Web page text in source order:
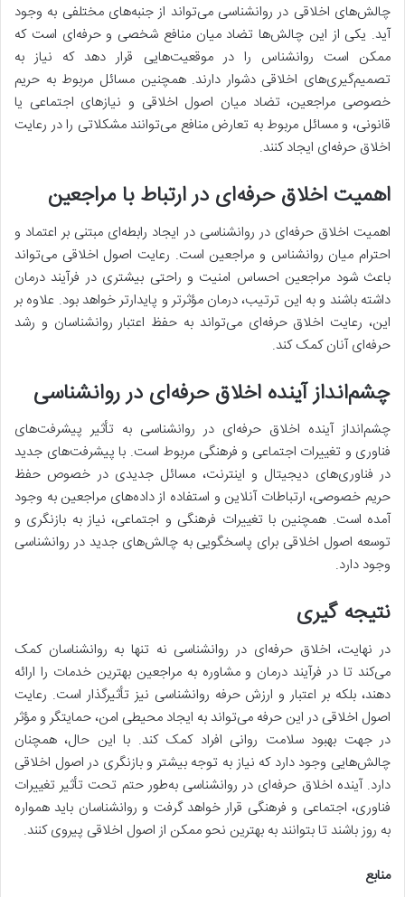
چالش‌های اخلاقی در روانشناسی می‌تواند از جنبه‌های مختلفی به وجود
آید. یکی از این چالش‌ها تضاد میان منافع شخصی و حرفه‌ای است که
ممکن است روانشناس را در موقعیت‌هایی قرار دهد که نیاز به
تصمیم‌گیری‌های اخلاقی دشوار دارند. همچنین مسائل مربوط به حریم
خصوصی مراجعین، تضاد میان اصول اخلاقی و نیازهای اجتماعی یا
قانونی، و مسائل مربوط به تعارض منافع می‌توانند مشکلاتی را در رعایت
اخلاق حرفه‌ای ایجاد کنند.
اهمیت اخلاق حرفه‌ای در ارتباط با مراجعین
اهمیت اخلاق حرفه‌ای در روانشناسی در ایجاد رابطه‌ای مبتنی بر اعتماد و
احترام میان روانشناس و مراجعین است. رعایت اصول اخلاقی می‌تواند
باعث شود مراجعین احساس امنیت و راحتی بیشتری در فرآیند درمان
داشته باشند و به این ترتیب، درمان مؤثرتر و پایدارتر خواهد بود. علاوه بر
این، رعایت اخلاق حرفه‌ای می‌تواند به حفظ اعتبار روانشناسان و رشد
حرفه‌ای آنان کمک کند.
چشم‌انداز آینده اخلاق حرفه‌ای در روانشناسی
چشم‌انداز آینده اخلاق حرفه‌ای در روانشناسی به تأثیر پیشرفت‌های
فناوری و تغییرات اجتماعی و فرهنگی مربوط است. با پیشرفت‌های جدید
در فناوری‌های دیجیتال و اینترنت، مسائل جدیدی در خصوص حفظ
حریم خصوصی، ارتباطات آنلاین و استفاده از داده‌های مراجعین به وجود
آمده است. همچنین با تغییرات فرهنگی و اجتماعی، نیاز به بازنگری و
توسعه اصول اخلاقی برای پاسخگویی به چالش‌های جدید در روانشناسی
وجود دارد.
نتیجه گیری
در نهایت، اخلاق حرفه‌ای در روانشناسی نه تنها به روانشناسان کمک
می‌کند تا در فرآیند درمان و مشاوره به مراجعین بهترین خدمات را ارائه
دهند، بلکه بر اعتبار و ارزش حرفه روانشناسی نیز تأثیرگذار است. رعایت
اصول اخلاقی در این حرفه می‌تواند به ایجاد محیطی امن، حمایتگر و مؤثر
در جهت بهبود سلامت روانی افراد کمک کند. با این حال، همچنان
چالش‌هایی وجود دارد که نیاز به توجه بیشتر و بازنگری در اصول اخلاقی
دارد. آینده اخلاق حرفه‌ای در روانشناسی به‌طور حتم تحت تأثیر تغییرات
فناوری، اجتماعی و فرهنگی قرار خواهد گرفت و روانشناسان باید همواره
به روز باشند تا بتوانند به بهترین نحو ممکن از اصول اخلاقی پیروی کنند.
منابع